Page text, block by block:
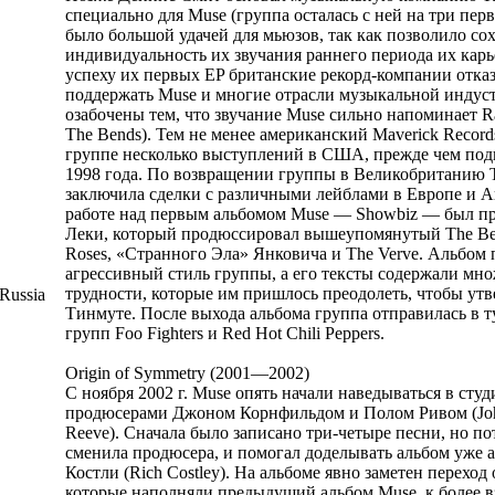
специально для Muse (группа осталась с ней на три
было большой удачей для мьюзов, так как позволило
индивидуальность их звучания раннего периода их
успеху их первых EP британские рекорд-компании
поддержать Muse и многие отрасли музыкальной
озабочены тем, что звучание Muse сильно напоминает
The Bends). Тем не менее американский Maverick
группе несколько выступлений в США, прежде чем
1998 года. По возвращении группы в Великобританию
заключила сделки с различными лейблами в Европе и
работе над первым альбомом Muse — Showbiz — был
Леки, который продюссировал вышеупомянутый The
Roses, «Странного Эла» Янковича и The Verve. Альбом
агрессивный стиль группы, а его тексты содержали
трудности, которые им пришлось преодолеть, чтобы
Тинмуте. После выхода альбома группа отправилась в
групп Foo Fighters и Red Hot Chili Peppers.
Origin of Symmetry (2001—2002)
С ноября 2002 г. Muse опять начали наведываться в
продюсерами Джоном Корнфильдом и Полом Ривом
Reeve). Сначала было записано три-четыре песни, но
сменила продюсера, и помогал доделывать альбом уже
Костли (Rich Costley). На альбоме явно заметен